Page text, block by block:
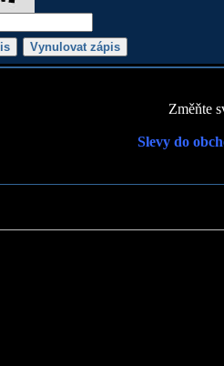
Změňte
Slevy do